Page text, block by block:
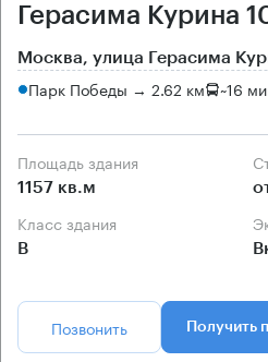
Герасима Курина
Москва, улица Герасима
Парк Победы → 2.62 км ~16
Площадь здания
1157 кв.м
Класс здания
B
Позвонить Получить